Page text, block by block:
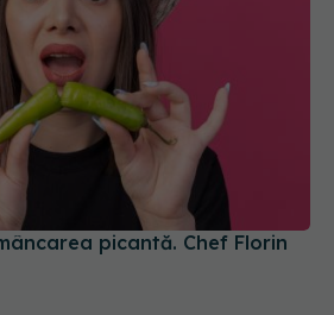
picantă. Chef Florin